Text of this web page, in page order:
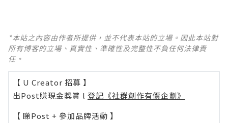
*本站之內容由作者所提供，並不代表本站的立場。因此本站對
所有博客的立場、真實性、準確性及完整性不負任何法律責
任。
【 U Creator 招募 】
出Post賺現金獎賞 l 登記《社群創作有價企劃》
【 睇Post + 參加品牌活動 】